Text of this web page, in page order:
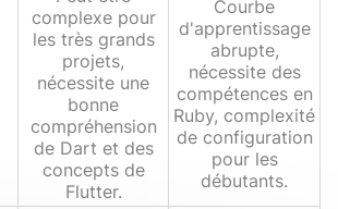
complexe pour
les très grands
projets,
nécessite une
bonne
compréhension
de Dart et des
concepts de
Flutter.
Courbe
d'apprentissage
abrupte,
nécessite des
compétences en
Ruby, complexité
de configuration
pour les
débutants.